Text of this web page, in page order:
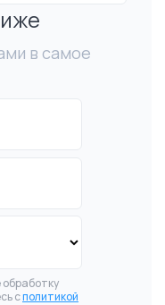
в самое
сполитикой